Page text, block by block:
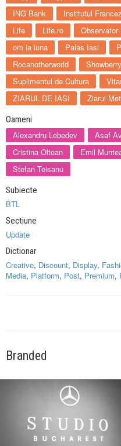
ING Bank
Institutul Francez
Life
Life.ro Observator
om la luna
Palas Iasi
Rocanotherworld
Showberry
Suplimentul de Cultura
ZIARUL DE IASI
Ziarul
Oameni
Alexandru Lebedev Asaf
Cristina Oltean
Emil
Stefan Teisanu
Subiecte
BTL
Sectiune
Update
Dictionar
Creative, Discount, Display,
Media, Platform, Post, Premium,
Branded